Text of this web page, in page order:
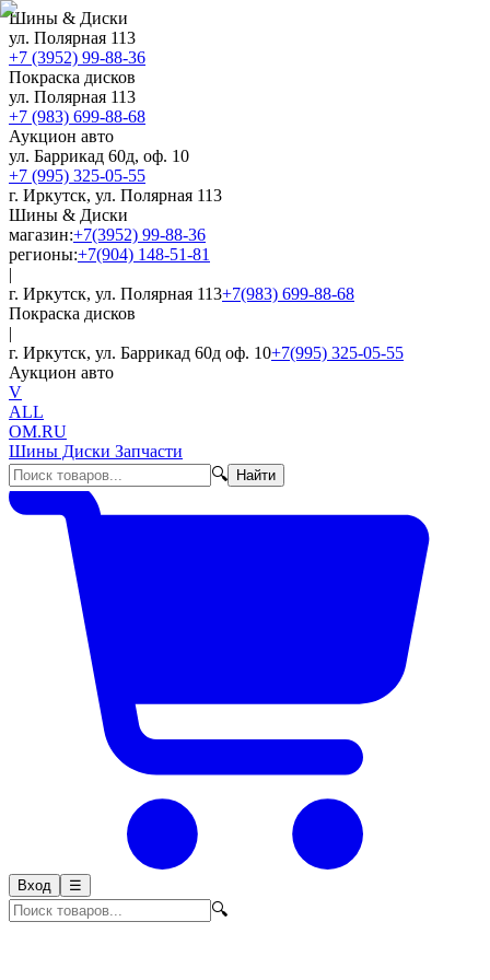
Шины & Диски
ул. Полярная 113
+7 (3952) 99-88-36
Покраска дисков
ул. Полярная 113
+7 (983) 699-88-68
Аукцион авто
ул. Баррикад 60д, оф. 10
+7 (995) 325-05-55
г. Иркутск, ул. Полярная 113
Шины & Диски
магазин:+7(3952) 99-88-36
регионы:+7(904) 148-51-81
|
г. Иркутск, ул. Полярная 113+7(983) 699-88-68
Покраска дисков
|
г. Иркутск, ул. Баррикад 60д оф. 10+7(995) 325-05-55
Аукцион авто
V
ALL
OM.RU
Шины Диски Запчасти
🔍
Найти
Вход ☰
🔍